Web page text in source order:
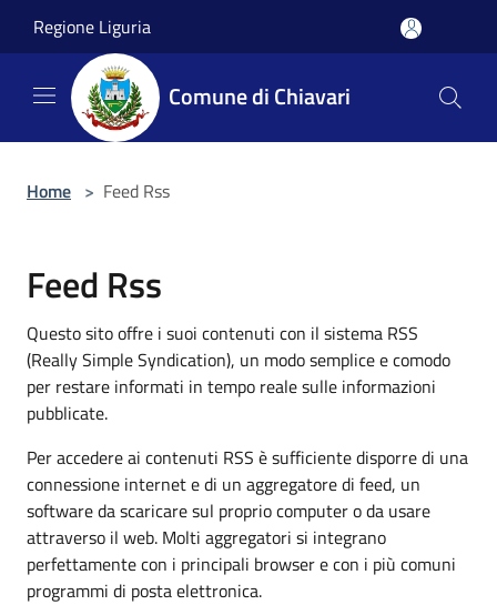
Regione Liguria
Comune di Chiavari
Home > Feed Rss
Feed Rss
Questo sito offre i suoi contenuti con il sistema RSS
(Really Simple Syndication), un modo semplice e comodo
per restare informati in tempo reale sulle informazioni
pubblicate.
Per accedere ai contenuti RSS è sufficiente disporre di una
connessione internet e di un aggregatore di feed, un
software da scaricare sul proprio computer o da usare
attraverso il web. Molti aggregatori si integrano
perfettamente con i principali browser e con i più comuni
programmi di posta elettronica.